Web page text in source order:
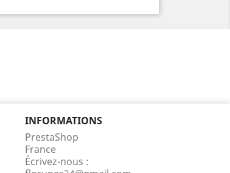
INFORMATIONS
PrestaShop
France
Écrivez-nous :